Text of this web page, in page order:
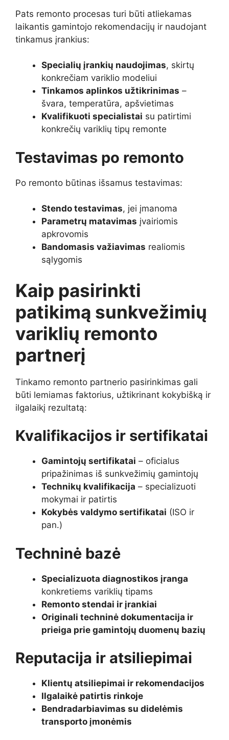
Pats remonto procesas turi būti atliekamas
laikantis gamintojo rekomendacijų ir naudojant
tinkamus įrankius:
Specialių įrankių naudojimas, skirtų
konkrečiam variklio modeliui
Tinkamos aplinkos užtikrinimas –
švara, temperatūra, apšvietimas
Kvalifikuoti specialistai su patirtimi
konkrečių variklių tipų remonte
Testavimas po remonto
Po remonto būtinas išsamus testavimas:
Stendo testavimas, jei įmanoma
Parametrų matavimas įvairiomis
apkrovomis
Bandomasis važiavimas realiomis
sąlygomis
Kaip pasirinkti
patikimą sunkvežimių
variklių remonto
partnerį
Tinkamo remonto partnerio pasirinkimas gali
būti lemiamas faktorius, užtikrinant kokybišką ir
ilgalaikį rezultatą:
Kvalifikacijos ir sertifikatai
Gamintojų sertifikatai – oficialus
pripažinimas iš sunkvežimių gamintojų
Technikų kvalifikacija – specializuoti
mokymai ir patirtis
Kokybės valdymo sertifikatai (ISO ir
pan.)
Techninė bazė
Specializuota diagnostikos įranga
konkretiems variklių tipams
Remonto stendai ir įrankiai
Originali techninė dokumentacija ir
prieiga prie gamintojų duomenų bazių
Reputacija ir atsiliepimai
Klientų atsiliepimai ir rekomendacijos
Ilgalaikė patirtis rinkoje
Bendradarbiavimas su didelėmis
transporto įmonėmis